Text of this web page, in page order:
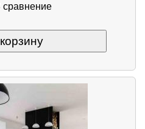
сравнение